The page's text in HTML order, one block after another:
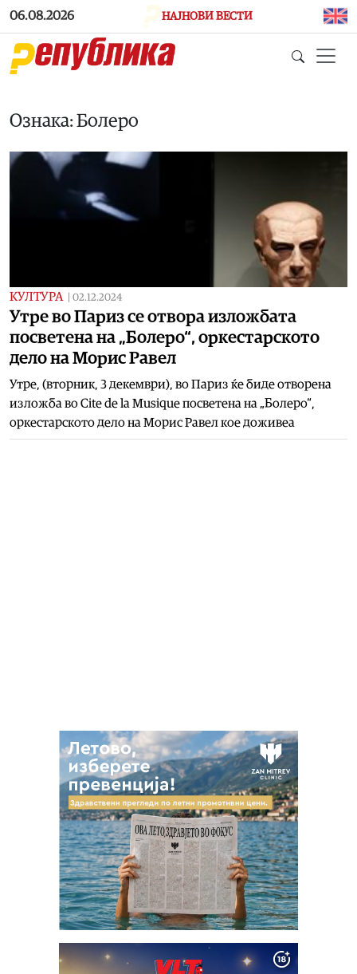
Skip to main content
06.08.2026 НАЈНОВИ ВЕСТИ
Ознака: Болеро
КУЛТУРА 02.12.2024
Утре во Париз се отвора изложбата
посветена на „Болеро“, оркестарското
дело на Морис Равел
Утре, (вторник, 3 декември), во Париз ќе биде отворена
изложба во Cite de la Musique посветена на „Болеро“,
оркестарското дело на Морис Равел кое доживеа